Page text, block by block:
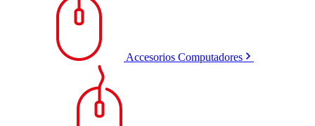
Accesorios Computadores